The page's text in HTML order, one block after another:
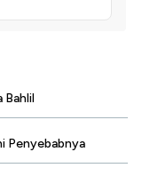
Bahlil
Penyebabnya